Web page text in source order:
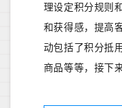
理设定积分规则
和获得感，提高
动包括了积分抵
商品等等，接下